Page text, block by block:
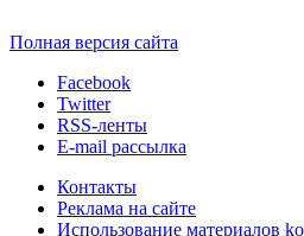
Полная версия сайта
Facebook
Twitter
RSS-ленты
E-mail рассылка
Контакты
Реклама на сайте
Использование материалов